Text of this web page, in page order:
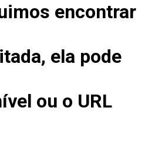
encontrar
ela pode
ou o URL